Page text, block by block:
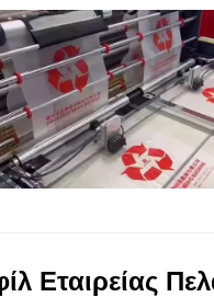
Εταιρείας